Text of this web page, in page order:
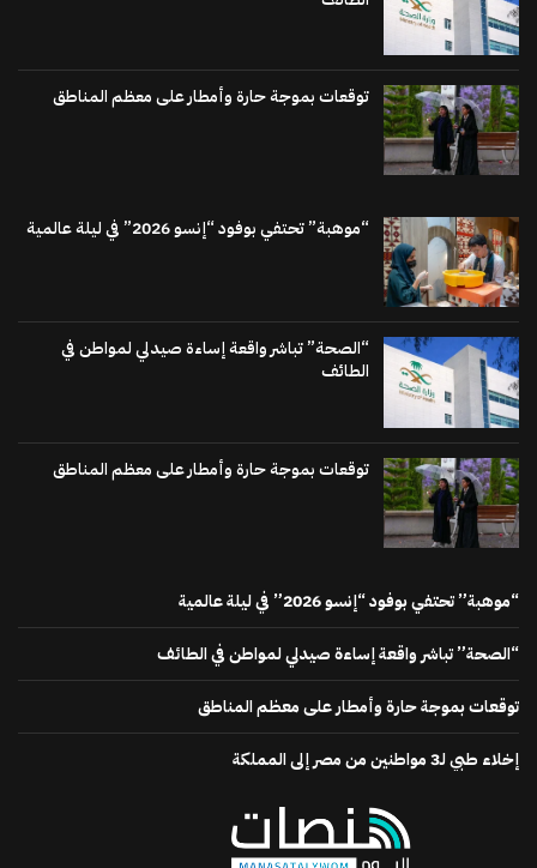
توقعات بموجة حارة وأمطار على معظم المناطق
“موهبة” تحتفي بوفود “إنسو 2026” في ليلة عالمية
“الصحة” تباشر واقعة إساءة صيدلي لمواطن في
الطائف
توقعات بموجة حارة وأمطار على معظم المناطق
“موهبة” تحتفي بوفود “إنسو 2026” في ليلة عالمية
“الصحة” تباشر واقعة إساءة صيدلي لمواطن في الطائف
توقعات بموجة حارة وأمطار على معظم المناطق
إخلاء طبي لـ3 مواطنين من مصر إلى المملكة